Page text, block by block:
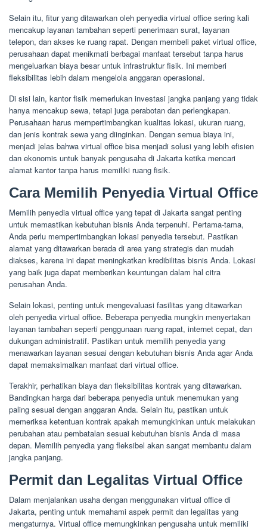
Selain itu, fitur yang ditawarkan oleh penyedia virtual office sering kali
mencakup layanan tambahan seperti penerimaan surat, layanan
telepon, dan akses ke ruang rapat. Dengan membeli paket virtual office,
perusahaan dapat menikmati berbagai manfaat tersebut tanpa harus
mengeluarkan biaya besar untuk infrastruktur fisik. Ini memberi
fleksibilitas lebih dalam mengelola anggaran operasional.
Di sisi lain, kantor fisik memerlukan investasi jangka panjang yang tidak
hanya mencakup sewa, tetapi juga perabotan dan perlengkapan.
Perusahaan harus mempertimbangkan kualitas lokasi, ukuran ruang,
dan jenis kontrak sewa yang diinginkan. Dengan semua biaya ini,
menjadi jelas bahwa virtual office bisa menjadi solusi yang lebih efisien
dan ekonomis untuk banyak pengusaha di Jakarta ketika mencari
alamat kantor tanpa harus memiliki ruang fisik.
Cara Memilih Penyedia Virtual Office
Memilih penyedia virtual office yang tepat di Jakarta sangat penting
untuk memastikan kebutuhan bisnis Anda terpenuhi. Pertama-tama,
Anda perlu mempertimbangkan lokasi penyedia tersebut. Pastikan
alamat yang ditawarkan berada di area yang strategis dan mudah
diakses, karena ini dapat meningkatkan kredibilitas bisnis Anda. Lokasi
yang baik juga dapat memberikan keuntungan dalam hal citra
perusahan Anda.
Selain lokasi, penting untuk mengevaluasi fasilitas yang ditawarkan
oleh penyedia virtual office. Beberapa penyedia mungkin menyertakan
layanan tambahan seperti penggunaan ruang rapat, internet cepat, dan
dukungan administratif. Pastikan untuk memilih penyedia yang
menawarkan layanan sesuai dengan kebutuhan bisnis Anda agar Anda
dapat memaksimalkan manfaat dari virtual office.
Terakhir, perhatikan biaya dan fleksibilitas kontrak yang ditawarkan.
Bandingkan harga dari beberapa penyedia untuk menemukan yang
paling sesuai dengan anggaran Anda. Selain itu, pastikan untuk
memeriksa ketentuan kontrak apakah memungkinkan untuk melakukan
perubahan atau pembatalan sesuai kebutuhan bisnis Anda di masa
depan. Memilih penyedia yang fleksibel akan sangat membantu dalam
jangka panjang.
Permit dan Legalitas Virtual Office
Dalam menjalankan usaha dengan menggunakan virtual office di
Jakarta, penting untuk memahami aspek permit dan legalitas yang
mengaturnya. Virtual office memungkinkan pengusaha untuk memiliki